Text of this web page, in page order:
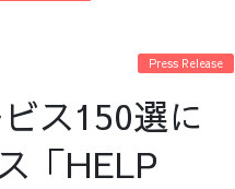
Press Release
ス150選に
「HELP